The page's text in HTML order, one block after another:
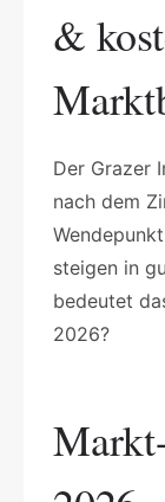
&
Der Grazer
nach dem
steigen in
bedeutet
2026?